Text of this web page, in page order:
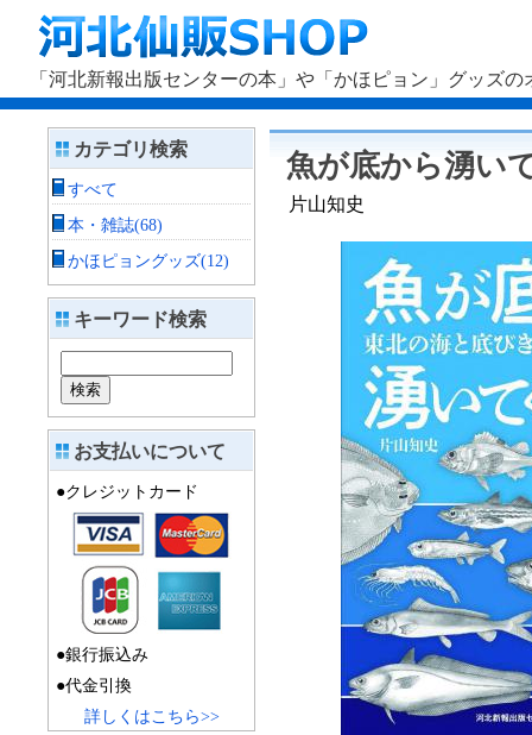
「河北新報出版センターの本」や「かほピョン」グッズ
カテゴリ検索
すべて
本・雑誌(68)
かほピョングッズ(12)
キーワード検索
お支払いについて
●クレジットカード
●銀行振込み
●代金引換
詳しくはこちら>>
魚が底から湧い
片山知史